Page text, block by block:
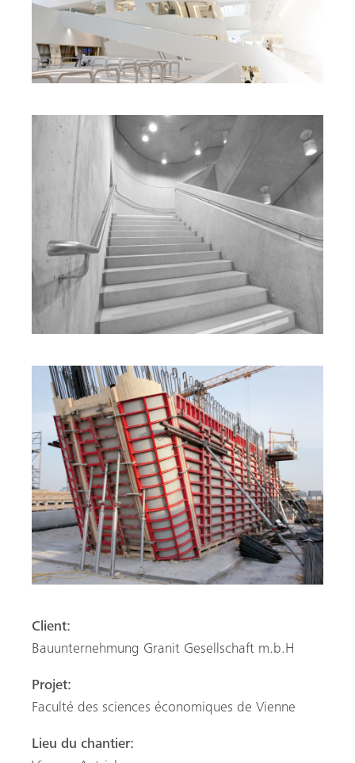
Client:
Bauunternehmung Granit Gesellschaft m.b.H
Projet:
Faculté des sciences économiques de Vienne
Lieu du chantier: